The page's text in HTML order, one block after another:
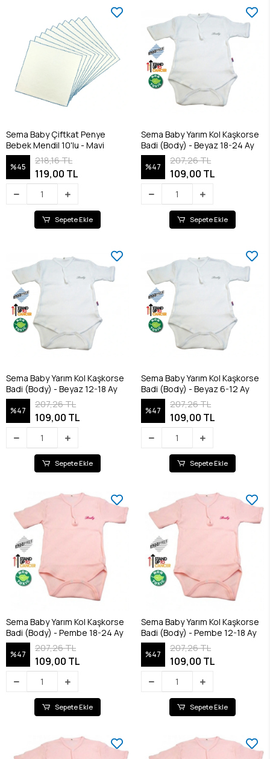
Sema Baby Çiftkat Penye
Bebek Mendil 10'lu - Mavi
%45
218,16 TL
119,00 TL
Sepete Ekle
Sema Baby Yarım Kol Kaşkorse
Badi (Body) - Beyaz 18-24 Ay
%47
207,26 TL
109,00 TL
Sepete Ekle
Sema Baby Yarım Kol Kaşkorse
Badi (Body) - Beyaz 12-18 Ay
%47
207,26 TL
109,00 TL
Sepete Ekle
Sema Baby Yarım Kol Kaşkorse
Badi (Body) - Beyaz 6-12 Ay
%47
207,26 TL
109,00 TL
Sepete Ekle
Sema Baby Yarım Kol Kaşkorse
Badi (Body) - Pembe 18-24 Ay
%47
207,26 TL
109,00 TL
Sepete Ekle
Sema Baby Yarım Kol Kaşkorse
Badi (Body) - Pembe 12-18 Ay
%47
207,26 TL
109,00 TL
Sepete Ekle